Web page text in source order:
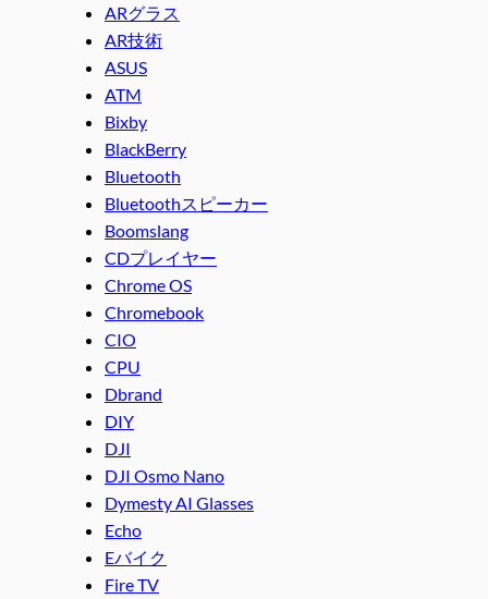
ARグラス
AR技術
ASUS
ATM
Bixby
BlackBerry
Bluetooth
Bluetoothスピーカー
Boomslang
CDプレイヤー
Chrome OS
Chromebook
CIO
CPU
Dbrand
DIY
DJI
DJI Osmo Nano
Dymesty AI Glasses
Echo
Eバイク
Fire TV